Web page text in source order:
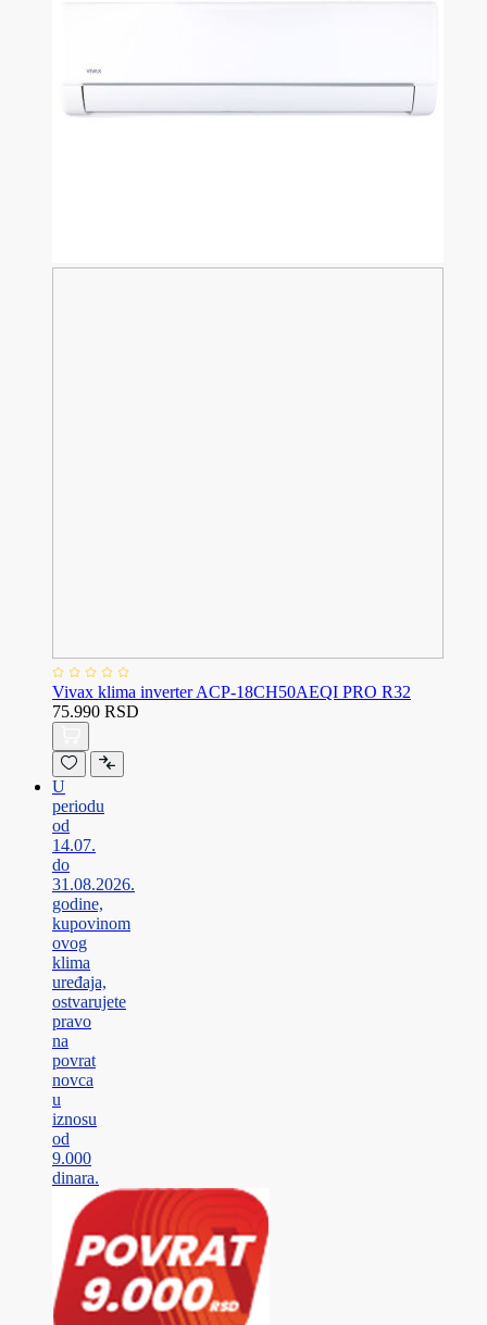
Vivax klima inverter ACP-18CH50AEQI PRO R32
75.990 RSD
U
periodu
od
14.07.
do
31.08.2026.
godine,
kupovinom
ovog
klima
uređaja,
ostvarujete
pravo
na
povrat
novca
u
iznosu
od
9.000
dinara.